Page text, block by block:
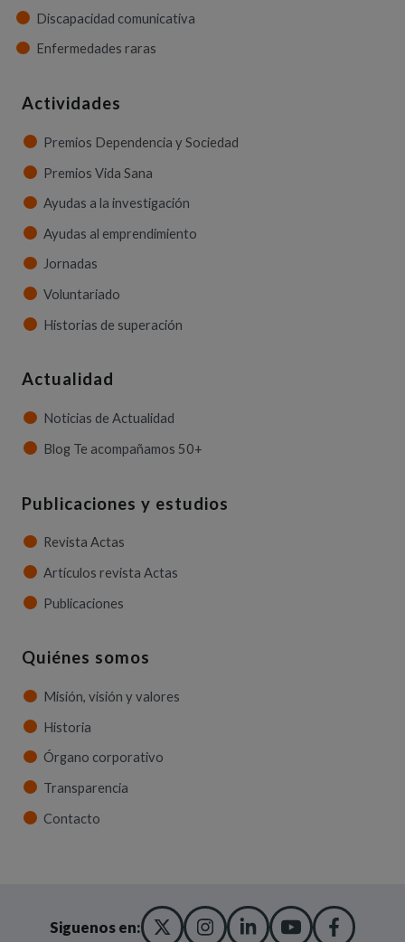
Discapacidad comunicativa
Enfermedades raras
Actividades
Premios Dependencia y Sociedad
Premios Vida Sana
Ayudas a la investigación
Ayudas al emprendimiento
Jornadas
Voluntariado
Historias de superación
Actualidad
Noticias de Actualidad
Blog Te acompañamos 50+
Publicaciones y estudios
Revista Actas
Artículos revista Actas
Publicaciones
Quiénes somos
Misión, visión y valores
Historia
Órgano corporativo
Transparencia
Contacto
Siguenos en: X TWITTER
(ABRE EN NUEVA
INSTAGRAM
(ABRE EN NUEVA
LINKEDIN
(ABRE EN
YOUTUBE
(ABRE EN